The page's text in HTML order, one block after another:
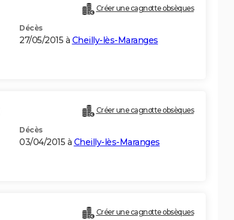
Créer une cagnotte obsèques
Décès
27/05/2015 à Cheilly-lès-Maranges
Créer une cagnotte obsèques
Décès
03/04/2015 à Cheilly-lès-Maranges
Créer une cagnotte obsèques